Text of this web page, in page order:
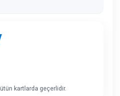
kartlarda geçerlidir.